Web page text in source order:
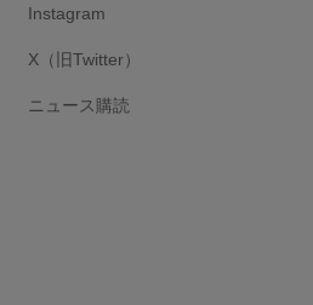
Instagram
X（旧Twitter）
ニュース購読